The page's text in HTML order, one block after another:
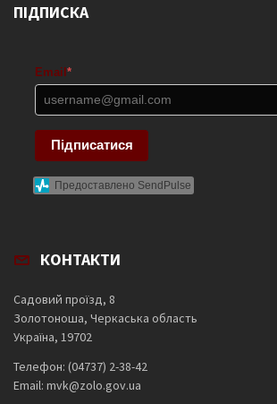
ПІДПИСКА
Email*
Підписатися
Предоставлено SendPulse
КОНТАКТИ
Садовий проїзд, 8
Золотоноша, Черкаська область
Україна, 19702
Телефон: (04737) 2-38-42
Email: mvk@zolo.gov.ua